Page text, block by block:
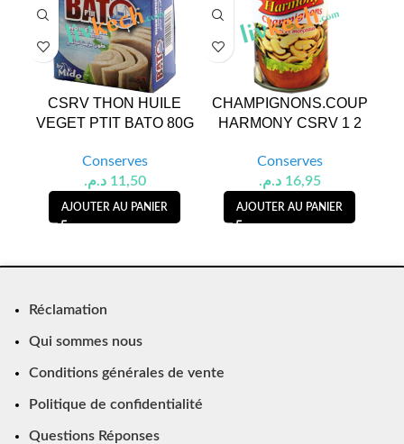
CSRV THON HUILE
VEGET PTIT BATO 80G
Conserves
11,50 د.م.
AJOUTER AU PANIER
CHAMPIGNONS.COUP
HARMONY CSRV 1 2
Conserves
16,95 د.م.
AJOUTER AU PANIER
Réclamation
Qui sommes nous
Conditions générales de vente
Politique de confidentialité
Questions Réponses